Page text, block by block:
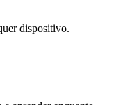
dispositivo.